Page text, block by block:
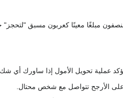
مبلغًا معينًا كعربون مسبق
عملية تحويل الأمول إذا ساورك أي شك
على الأرجح تتواصل مع شخص محتال.